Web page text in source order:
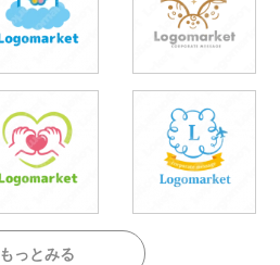
もっとみる